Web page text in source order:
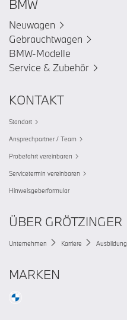
BMW
Neuwagen
Gebrauchtwagen
BMW-Modelle
Service & Zubehör
KONTAKT
Standort
Ansprechpartner / Team
Probefahrt vereinbaren
Servicetermin vereinbaren
Hinweisgeberformular
ÜBER GRÖTZINGER
Unternehmen Karriere Ausbildung
MARKEN